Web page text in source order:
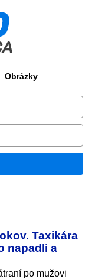
Obrázky
Taxikára
napadli a
po mužovi